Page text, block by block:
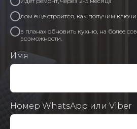
дом еще строится, как получим
в планах обновить кухню, на более
возможности.
Имя
Номер WhatsApp или Viber